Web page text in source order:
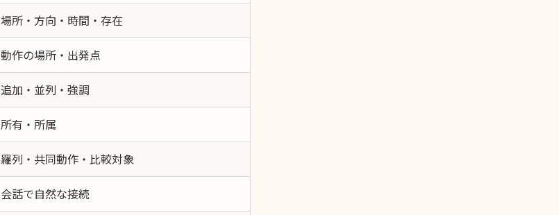
場所・方向・時間・存在
動作の場所・出発点
追加・並列・強調
所有・所属
羅列・共同動作・比較対象
会話で自然な接続